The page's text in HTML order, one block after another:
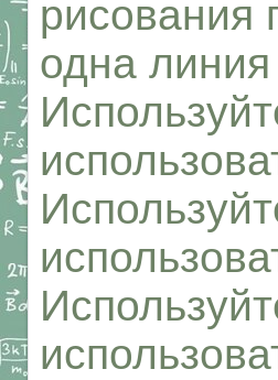
рисования
одна